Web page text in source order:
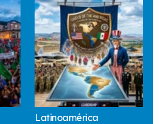
Latinoamérica